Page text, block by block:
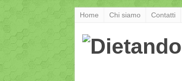
Home Chi siamo Contatti